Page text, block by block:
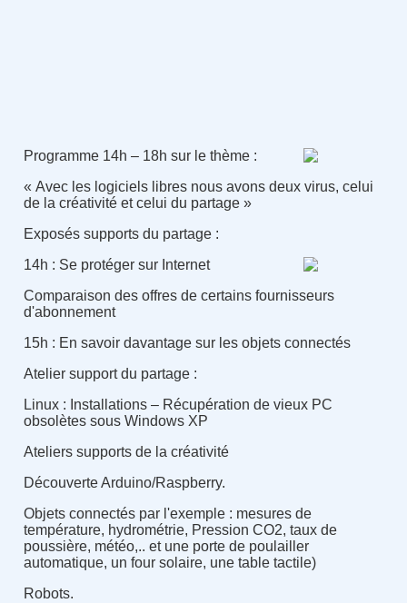
Programme 14h – 18h sur le thème :
« Avec les logiciels libres nous avons deux virus, celui
de la créativité et celui du partage »
Exposés supports du partage :
14h : Se protéger sur Internet
Comparaison des offres de certains fournisseurs
d'abonnement
15h : En savoir davantage sur les objets connectés
Atelier support du partage :
Linux : Installations – Récupération de vieux PC
obsolètes sous Windows XP
Ateliers supports de la créativité
Découverte Arduino/Raspberry.
Objets connectés par l'exemple : mesures de
température, hydrométrie, Pression CO2, taux de
poussière, météo,.. et une porte de poulailler
automatique, un four solaire, une table tactile)
Robots.